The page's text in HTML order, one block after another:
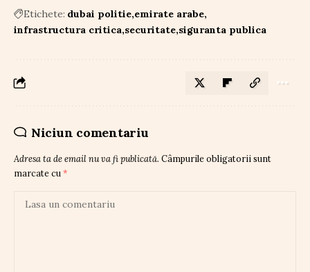
Etichete: dubai politie emirate arabe
infrastructura critica securitate siguranta publica
Niciun comentariu
Adresa ta de email nu va fi publicată. Câmpurile obligatorii sunt
marcate cu *